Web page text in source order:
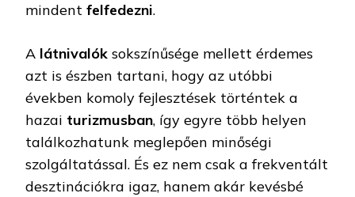
mindent felfedezni.
A látnivalók sokszínűsége mellett érdemes
azt is észben tartani, hogy az utóbbi
években komoly fejlesztések történtek a
hazai turizmusban, így egyre több helyen
találkozhatunk meglepően minőségi
szolgáltatással. És ez nem csak a frekventált
desztinációkra igaz, hanem akár kevésbé